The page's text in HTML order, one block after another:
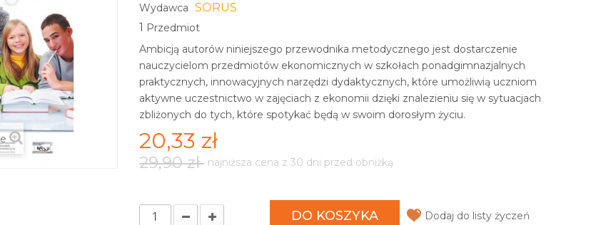
Wydawca SORUS
1 Przedmiot
Ambicją autorów niniejszego przewodnika metodycznego jest dostarczenie
nauczycielom przedmiotów ekonomicznych w szkołach ponadgimnazjalnych
praktycznych, innowacyjnych narzędzi dydaktycznych, które umożliwią uczniom
aktywne uczestnictwo w zajęciach z ekonomii dzięki znalezieniu się w sytuacjach
zbliżonych do tych, które spotykać będą w swoim dorosłym życiu.
20,33 zł
29,90 zł najniższa cena z 30 dni przed obniżką
DO KOSZYKA Dodaj do listy życzeń